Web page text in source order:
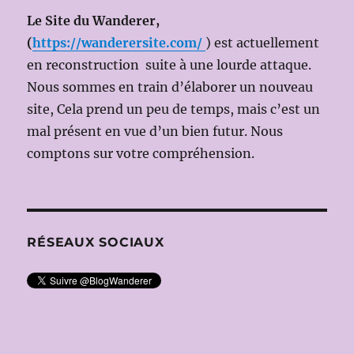
Le Site du Wanderer,
(https://wanderersite.com/ ) est actuellement
en reconstruction suite à une lourde attaque.
Nous sommes en train d’élaborer un nouveau
site, Cela prend un peu de temps, mais c’est un
mal présent en vue d’un bien futur. Nous
comptons sur votre compréhension.
RÉSEAUX SOCIAUX